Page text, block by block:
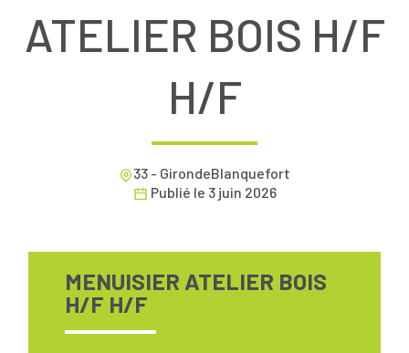
ATELIER BOIS H/F
H/F
33 - GirondeBlanquefort
Publié le 3 juin 2026
MENUISIER ATELIER BOIS
H/F H/F